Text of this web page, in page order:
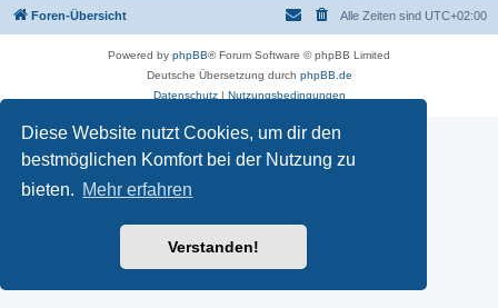
Diese Website nutzt Cookies, um dir den
bestmöglichen Komfort bei der Nutzung zu
bieten. Mehr erfahren
Verstanden!
Foren-Übersicht Alle Zeiten sind UTC+02:00
Powered by phpBB® Forum Software © phpBB Limited
Deutsche Übersetzung durch phpBB.de
Datenschutz| Nutzungsbedingungen